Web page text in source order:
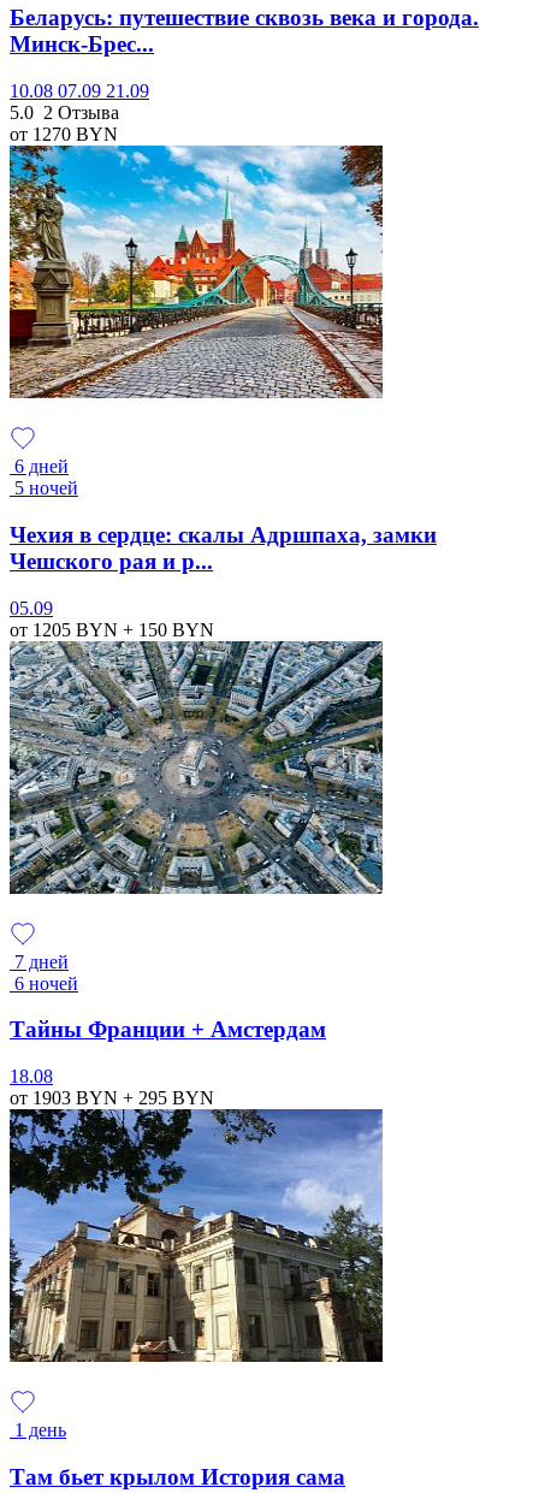
Беларусь: путешествие сквозь века и города.
Минск-Брес...
10.08 07.09 21.09
5.0 2 Отзыва
от 1270 BYN
6 дней
5 ночей
Чехия в сердце: скалы Адршпаха, замки
Чешского рая и р...
05.09
от 1205 BYN + 150 BYN
7 дней
6 ночей
Тайны Франции + Амстердам
18.08
от 1903 BYN + 295 BYN
1 день
Там бьет крылом История сама